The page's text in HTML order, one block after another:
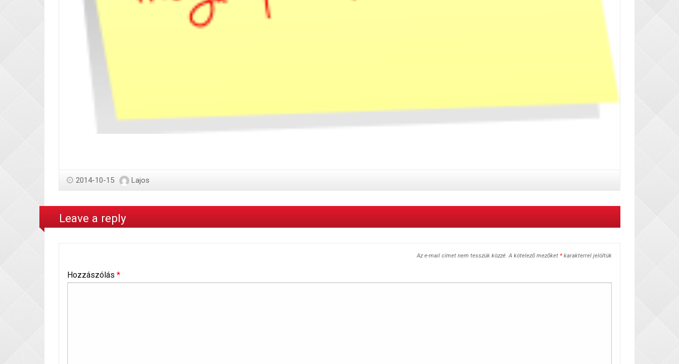
2014-10-15 Lajos
Leave a reply
Az e-mail címet nem tesszük közzé. A kötelező mezőket * karakterrel jelöltük
Hozzászólás *